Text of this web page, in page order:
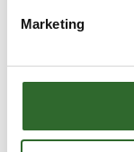
Marketing